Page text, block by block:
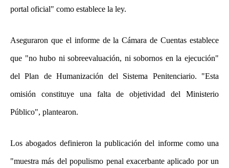
portal oficial" como establece la ley.
Aseguraron que el informe de la Cámara de Cuentas establece
que "no hubo ni sobreevaluación, ni sobornos en la ejecución"
del Plan de Humanización del Sistema Penitenciario. "Esta
omisión constituye una falta de objetividad del Ministerio
Público", plantearon.
Los abogados definieron la publicación del informe como una
"muestra más del populismo penal exacerbante aplicado por un